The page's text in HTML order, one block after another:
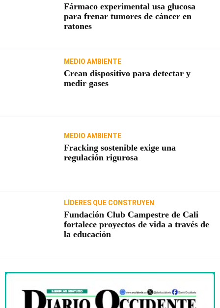
Fármaco experimental usa glucosa
para frenar tumores de cáncer en
ratones
MEDIO AMBIENTE
Crean dispositivo para detectar y
medir gases
MEDIO AMBIENTE
Fracking sostenible exige una
regulación rigurosa
LÍDERES QUE CONSTRUYEN
Fundación Club Campestre de Cali
fortalece proyectos de vida a través de
la educación